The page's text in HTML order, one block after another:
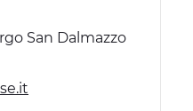
San Dalmazzo